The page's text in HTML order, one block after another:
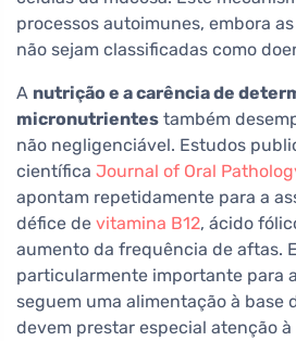
processos autoimunes, embora
não sejam classificadas como
A nutrição e a carência de
micronutrientes também
não negligenciável. Estudos
científica Journal of Oral
apontam repetidamente para a
défice de vitamina B12, ácido
aumento da frequência de aftas.
particularmente importante para
seguem uma alimentação à base
devem prestar especial atenção